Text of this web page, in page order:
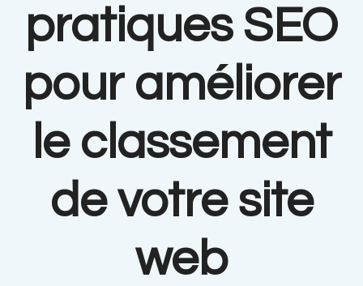
pratiques SEO
pour améliorer
le classement
de votre site
web